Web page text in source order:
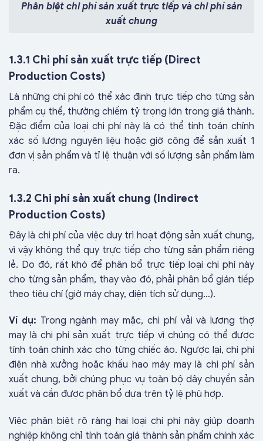
Phân biệt chi phí sản xuất trực tiếp và chi phí sản
xuất chung
1.3.1 Chi phí sản xuất trực tiếp (Direct
Production Costs)
Là những chi phí có thể xác định trực tiếp cho từng sản
phẩm cụ thể, thường chiếm tỷ trọng lớn trong giá thành.
Đặc điểm của loại chi phí này là có thể tính toán chính
xác số lượng nguyên liệu hoặc giờ công để sản xuất 1
đơn vị sản phẩm và tỉ lệ thuận với số lượng sản phẩm làm
ra.
1.3.2 Chi phí sản xuất chung (Indirect
Production Costs)
Đây là chi phí của việc duy trì hoạt động sản xuất chung,
vì vậy không thể quy trực tiếp cho từng sản phẩm riêng
lẻ. Do đó, rất khó để phân bổ trực tiếp loại chi phí này
cho từng sản phẩm, thay vào đó, phải phân bổ gián tiếp
theo tiêu chí (giờ máy chạy, diện tích sử dụng…).
Ví dụ: Trong ngành may mặc, chi phí vải và lương thợ
may là chi phí sản xuất trực tiếp vì chúng có thể được
tính toán chính xác cho từng chiếc áo. Ngược lại, chi phí
điện nhà xưởng hoặc khấu hao máy may là chi phí sản
xuất chung, bởi chúng phục vụ toàn bộ dây chuyền sản
xuất và cần được phân bổ dựa trên tỷ lệ phù hợp.
Việc phân biệt rõ ràng hai loại chi phí này giúp doanh
nghiệp không chỉ tính toán giá thành sản phẩm chính xác